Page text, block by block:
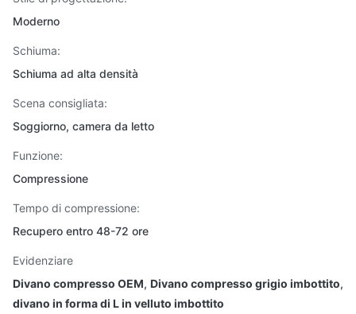
Moderno
Schiuma:
Schiuma ad alta densità
Scena consigliata:
Soggiorno, camera da letto
Funzione:
Compressione
Tempo di compressione:
Recupero entro 48-72 ore
Evidenziare
Divano compresso OEM, Divano compresso grigio imbottito,
divano in forma di L in velluto imbottito